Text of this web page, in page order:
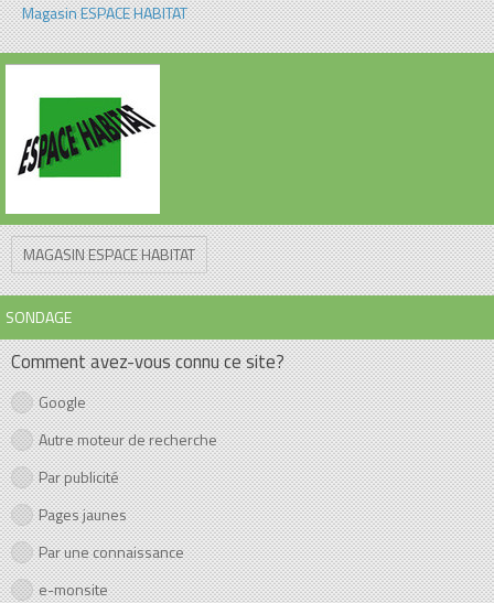
Magasin ESPACE HABITAT
MAGASIN ESPACE HABITAT
SONDAGE
Comment avez-vous connu ce site?
Google
Autre moteur de recherche
Par publicité
Pages jaunes
Par une connaissance
e-monsite